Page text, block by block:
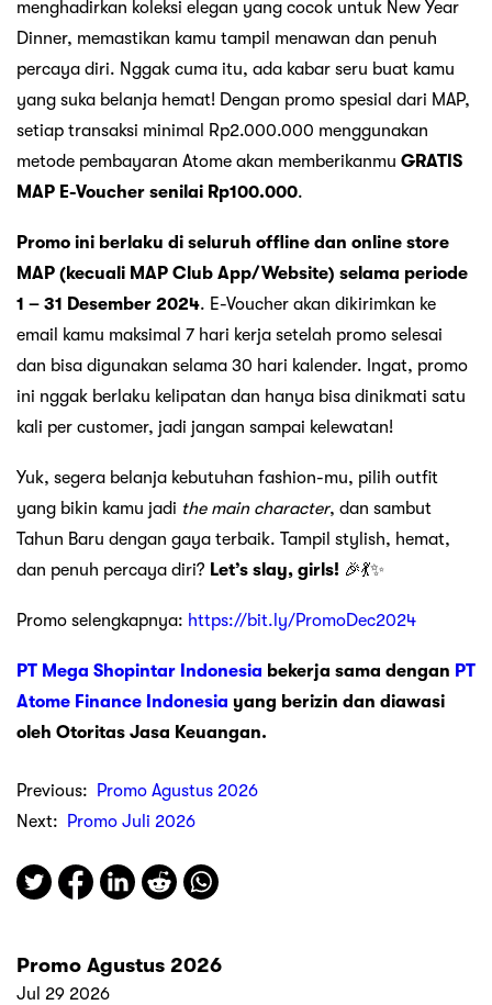
menghadirkan koleksi elegan yang cocok untuk New Year
Dinner, memastikan kamu tampil menawan dan penuh
percaya diri. Nggak cuma itu, ada kabar seru buat kamu
yang suka belanja hemat! Dengan promo spesial dari MAP,
setiap transaksi minimal Rp2.000.000 menggunakan
metode pembayaran Atome akan memberikanmu GRATIS
MAP E-Voucher senilai Rp100.000.
Promo ini berlaku di seluruh offline dan online store
MAP (kecuali MAP Club App/Website) selama periode
1 – 31 Desember 2024. E-Voucher akan dikirimkan ke
email kamu maksimal 7 hari kerja setelah promo selesai
dan bisa digunakan selama 30 hari kalender. Ingat, promo
ini nggak berlaku kelipatan dan hanya bisa dinikmati satu
kali per customer, jadi jangan sampai kelewatan!
Yuk, segera belanja kebutuhan fashion-mu, pilih outfit
yang bikin kamu jadi the main character, dan sambut
Tahun Baru dengan gaya terbaik. Tampil stylish, hemat,
dan penuh percaya diri? Let’s slay, girls! 🎉💃✨
Promo selengkapnya: https://bit.ly/PromoDec2024
PT Mega Shopintar Indonesia bekerja sama dengan PT
Atome Finance Indonesia yang berizin dan diawasi
oleh Otoritas Jasa Keuangan.
Previous:
Promo Agustus 2026
Next:
Promo Juli 2026
Promo Agustus 2026
Jul 29 2026